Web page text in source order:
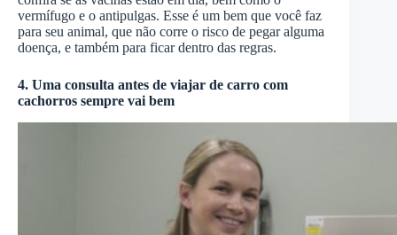
vermífugo e o antipulgas. Esse é um bem que você faz
para seu animal, que não corre o risco de pegar alguma
doença, e também para ficar dentro das regras.
4. Uma consulta antes de viajar de carro com
cachorros sempre vai bem